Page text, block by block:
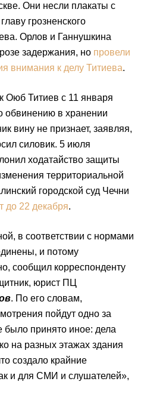
Они несли плакаты с
грозненского
Орлов и Ганнушкина
задержания, но провели
внимания к делу Титиева.
Оюб Титиев с 11 января
обвинению в хранении
вину не признает, заявляя,
силовик. 5 июля
ходатайство защиты
территориальной
городской суд Чечни
до 22 декабря.
в соответствии с нормами
и потому
сообщил корреспонденту
юрист ПЦ
. По его словам,
пойдут одно за
принято иное: дела
на разных этажах здания
создало крайние
и для СМИ и слушателей»,